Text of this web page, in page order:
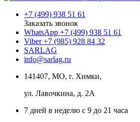
+7 (499) 938 51 61
Заказать звонок
WhatsApp +7 (499) 938 51 61
Viber +7 (985) 928 84 32
SARLAG
info@sarlag.ru
141407, МО, г. Химки,
ул. Лавочкина, д. 2А
7 дней в неделю с 9 до 21 часа